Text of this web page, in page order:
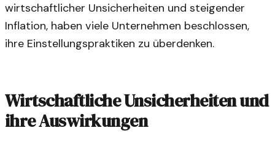
wirtschaftlicher Unsicherheiten und steigender
Inflation, haben viele Unternehmen beschlossen,
ihre Einstellungspraktiken zu überdenken.
Wirtschaftliche Unsicherheiten und
ihre Auswirkungen